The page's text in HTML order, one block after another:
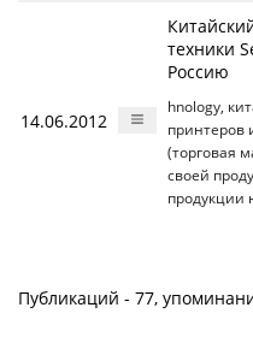
14.06.2012
техники
Россию
hnology,
принтеров
(торговая
своей
продукции
Публикаций - 77,